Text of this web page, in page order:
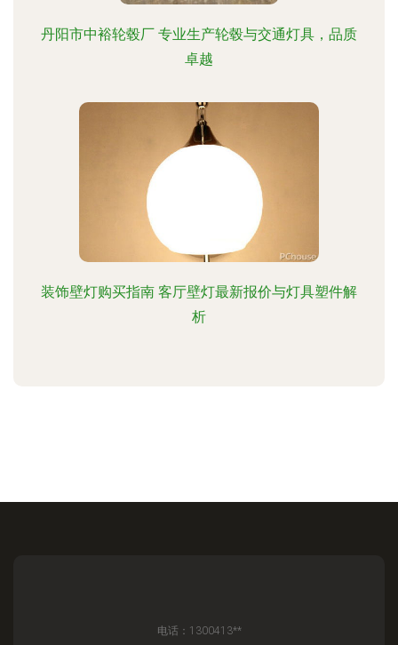
丹阳市中裕轮毂厂 专业生产轮毂与交通灯具，品质
卓越
装饰壁灯购买指南 客厅壁灯最新报价与灯具塑件解
析
电话：1300413**